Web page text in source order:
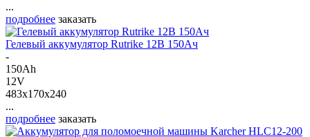
...
подробнее заказать
Гелевый аккумулятор Rutrike 12В 150Ач
-
150Ah
12V
483x170x240
...
подробнее заказать